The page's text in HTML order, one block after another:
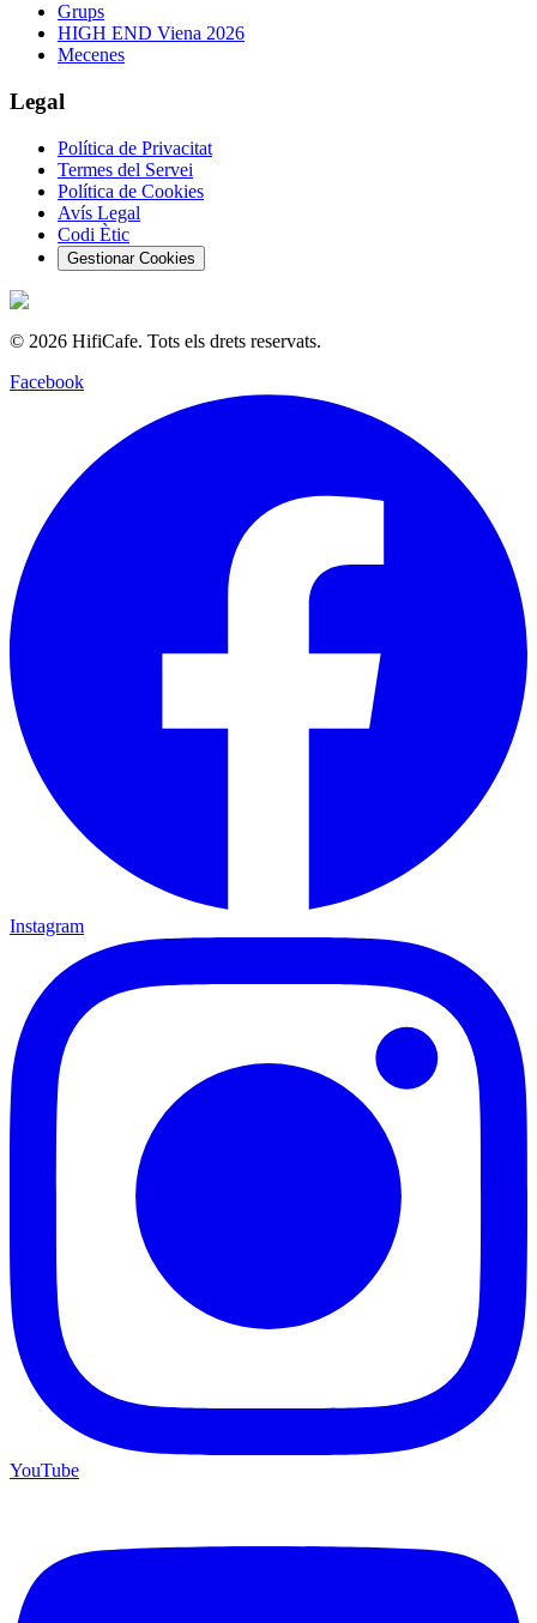
Grups
HIGH END Viena 2026
Mecenes
Legal
Política de Privacitat
Termes del Servei
Política de Cookies
Avís Legal
Codi Ètic
Gestionar Cookies
© 2026 HifiCafe. Tots els drets reservats.
Facebook
Instagram
YouTube